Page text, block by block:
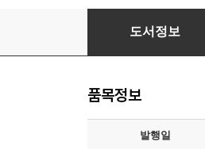
봄바람 살랑~ 연애
도서정보
품목정보
발행일